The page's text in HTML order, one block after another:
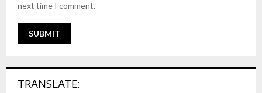
next time I comment.
TRANSLATE: